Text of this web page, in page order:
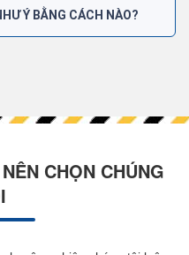
Ý BẰNG CÁCH NÀO?
CHỌN CHÚNG